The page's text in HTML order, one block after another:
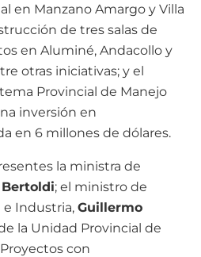
en Manzano Amargo y Villa
de tres salas de
en Aluminé, Andacollo y
otras iniciativas; y el
Provincial de Manejo
inversión en
en 6 millones de dólares.
la ministra de
; el ministro de
e Industria, Guillermo
la Unidad Provincial de
con